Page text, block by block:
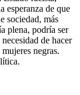
esperanza de que
sociedad, más
plena, podría ser
de hacer
negras.